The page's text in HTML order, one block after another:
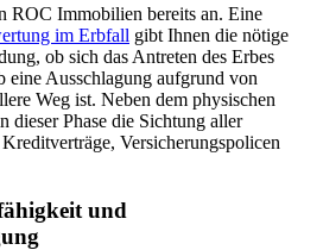
ROC Immobilien bereits an. Eine
im Erbfall gibt Ihnen die nötige
ob sich das Antreten des Erbes
Ausschlagung aufgrund von
Weg ist. Neben dem physischen
dieser Phase die Sichtung aller
Versicherungspolicen
und